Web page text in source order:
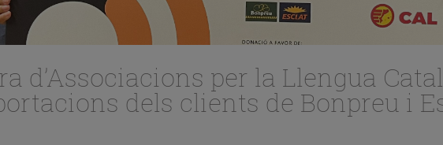
d’Associacions per la Llengua
dels clients de Bonpreu i